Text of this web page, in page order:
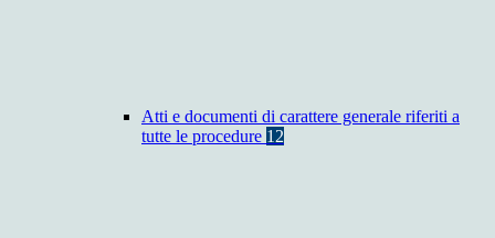
Atti e documenti di carattere generale riferiti a
tutte le procedure 12